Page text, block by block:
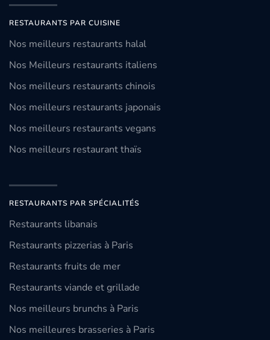
RESTAURANTS PAR CUISINE
Nos meilleurs restaurants halal
Nos Meilleurs restaurants italiens
Nos meilleurs restaurants chinois
Nos meilleurs restaurants japonais
Nos meilleurs restaurants vegans
Nos meilleurs restaurant thaïs
RESTAURANTS PAR SPÉCIALITÉS
Restaurants libanais
Restaurants pizzerias à Paris
Restaurants fruits de mer
Restaurants viande et grillade
Nos meilleurs brunchs à Paris
Nos meilleures brasseries à Paris